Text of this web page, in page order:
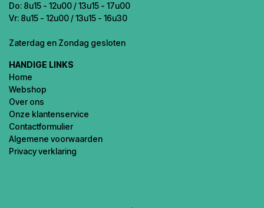
Do: 8u15 - 12u00 / 13u15 - 17u00
Vr: 8u15 - 12u00 / 13u15 - 16u30
Zaterdag en Zondag gesloten
HANDIGE LINKS
Home
Webshop
Over ons
Onze klantenservice
Contactformulier
Algemene voorwaarden
Privacy verklaring